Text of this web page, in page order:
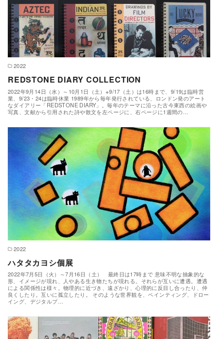
2022
REDSTONE DIARY COLLECTION
2022年9月14日（水）～10月1日（土）※9/17（土）は16時まで、9/19は臨時営
業、9/23・24は臨時休業 1989年から毎年発行されている、ロンドン発のアート
なダイアリー「REDSTONE DIARY」。毎年のテーマに沿った古今東西の絵画や
写真、文献から引用された詩や散文を左ページに、右ページに1週間の…
2022
ハタタカヨシ個展
2022年7月5日（火）～7月16日（土） 最終日は17時まで 意味不明な抽象的な
形、イメージが現れ、人やある生き物たちが現れる。それらが互いに遭遇。遭遇
による関係性は様々。物理的に近づき、遠ざかり、心理的に反目し合ったり、仲
良くしたり。互いに孤立したり。 そのような世界観を、ペインティング、ドロー
イング、デジタルプ…